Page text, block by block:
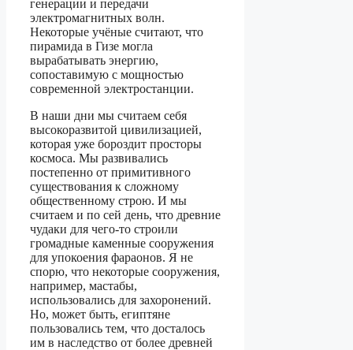
генерации и передачи
электромагнитных волн.
Некоторые учёные считают, что
пирамида в Гизе могла
вырабатывать энергию,
сопоставимую с мощностью
современной электростанции.
В наши дни мы считаем себя
высокоразвитой цивилизацией,
которая уже бороздит просторы
космоса. Мы развивались
постепенно от примитивного
существования к сложному
общественному строю. И мы
считаем и по сей день, что древние
чудаки для чего-то строили
громадные каменные сооружения
для упокоения фараонов. Я не
спорю, что некоторые сооружения,
например, мастабы,
использовались для захоронений.
Но, может быть, египтяне
пользовались тем, что досталось
им в наследство от более древней